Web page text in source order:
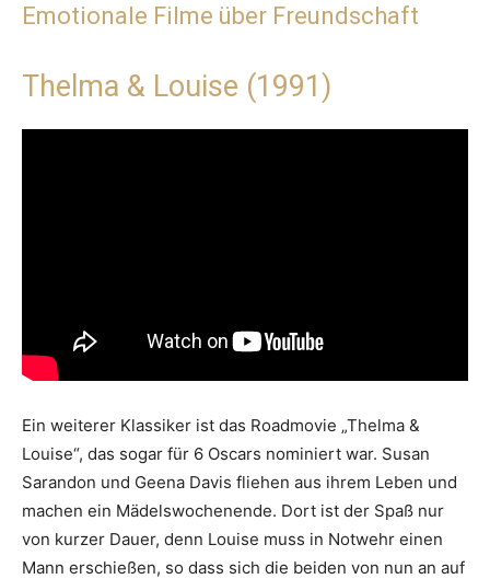
Emotionale Filme über Freundschaft
Thelma & Louise (1991)
Ein weiterer Klassiker ist das Roadmovie „Thelma &
Louise“, das sogar für 6 Oscars nominiert war. Susan
Sarandon und Geena Davis fliehen aus ihrem Leben und
machen ein Mädelswochenende. Dort ist der Spaß nur
von kurzer Dauer, denn Louise muss in Notwehr einen
Mann erschießen, so dass sich die beiden von nun an auf